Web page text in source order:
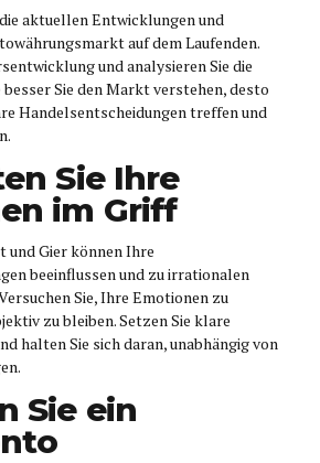
aktuellen Entwicklungen und
auf dem Laufenden.
und analysieren Sie die
Sie den Markt verstehen, desto
Handelsentscheidungen treffen und
Sie Ihre
im Griff
und Gier können Ihre
beeinflussen und zu irrationalen
Sie, Ihre Emotionen zu
zu bleiben. Setzen Sie klare
halten Sie sich daran, unabhängig von
Sie ein